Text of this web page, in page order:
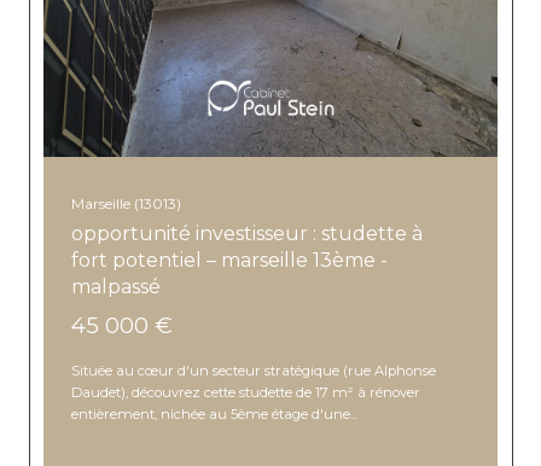
Marseille (13013)
opportunité investisseur : studette à
fort potentiel – marseille 13ème -
malpassé
45 000 €
Située au cœur d'un secteur stratégique (rue Alphonse
Daudet), découvrez cette studette de 17 m² à rénover
entièrement, nichée au 5ème étage d'une...